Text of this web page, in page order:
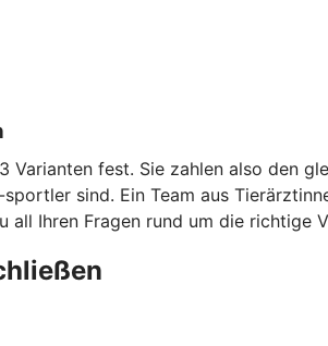
fest. Sie zahlen also den
sind. Ein Team aus
Ihren Fragen rund um die richtige